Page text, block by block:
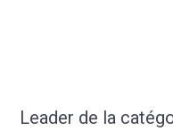
Leader de la